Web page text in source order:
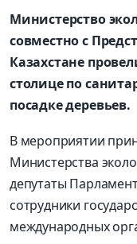
Министерство
совместно с
Казахстане
столице по
посадке деревьев.
В мероприятии
Министерства
депутаты
сотрудники
международных